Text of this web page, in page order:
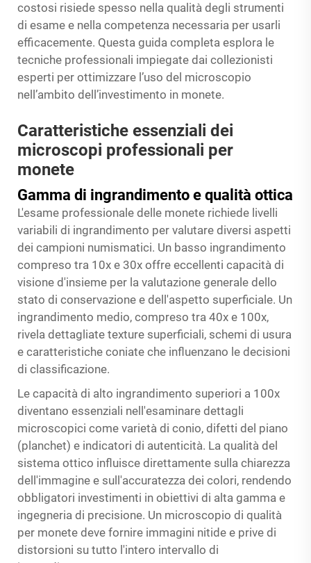
costosi risiede spesso nella qualità degli strumenti
di esame e nella competenza necessaria per usarli
efficacemente. Questa guida completa esplora le
tecniche professionali impiegate dai collezionisti
esperti per ottimizzare l’uso del microscopio
nell’ambito dell’investimento in monete.
Caratteristiche essenziali dei
microscopi professionali per
monete
Gamma di ingrandimento e qualità ottica
L'esame professionale delle monete richiede livelli
variabili di ingrandimento per valutare diversi aspetti
dei campioni numismatici. Un basso ingrandimento
compreso tra 10x e 30x offre eccellenti capacità di
visione d'insieme per la valutazione generale dello
stato di conservazione e dell'aspetto superficiale. Un
ingrandimento medio, compreso tra 40x e 100x,
rivela dettagliate texture superficiali, schemi di usura
e caratteristiche coniate che influenzano le decisioni
di classificazione.
Le capacità di alto ingrandimento superiori a 100x
diventano essenziali nell'esaminare dettagli
microscopici come varietà di conio, difetti del piano
(planchet) e indicatori di autenticità. La qualità del
sistema ottico influisce direttamente sulla chiarezza
dell'immagine e sull'accuratezza dei colori, rendendo
obbligatori investimenti in obiettivi di alta gamma e
ingegneria di precisione. Un microscopio di qualità
per monete deve fornire immagini nitide e prive di
distorsioni su tutto l'intero intervallo di